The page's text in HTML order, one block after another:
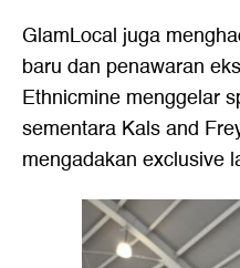
GlamLocal juga
baru dan penawaran
Ethnicmine menggelar
sementara Kals and
mengadakan exclusive